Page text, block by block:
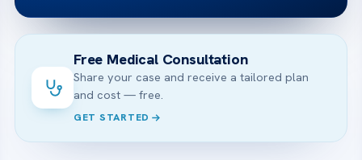
Free Medical Consultation
Share your case and receive a tailored plan
and cost — free.
GET STARTED